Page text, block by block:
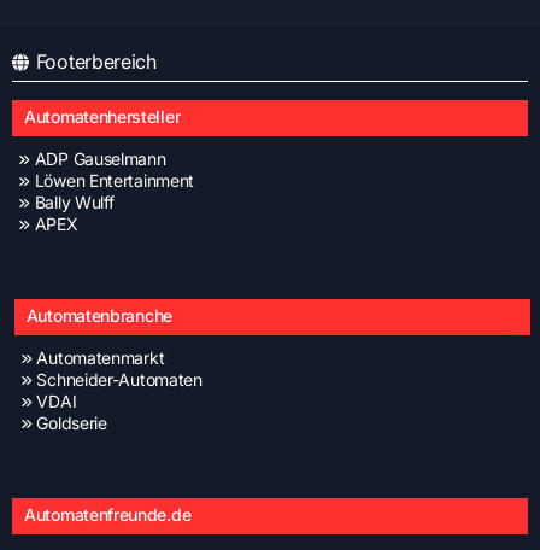
Footerbereich
Automatenhersteller
ADP Gauselmann
Löwen Entertainment
Bally Wulff
APEX
Automatenbranche
Automatenmarkt
Schneider-Automaten
VDAI
Goldserie
Automatenfreunde.de